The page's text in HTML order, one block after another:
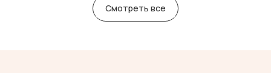
Смотреть все